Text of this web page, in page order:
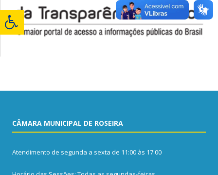
CÂMARA MUNICIPAL DE ROSEIRA
Atendimento de segunda a sexta de 11:00 às 17:00